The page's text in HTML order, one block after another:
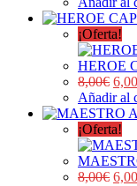
¡Oferta!
HEROE
8,00€ 6,00
Añadir al
¡Oferta!
8,00€ 6,00